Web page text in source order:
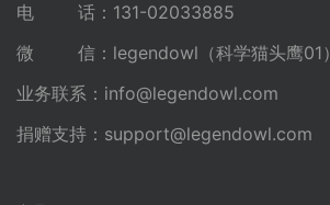
电 话：131-02033885
微 信：legendowl（科学猫头鹰01）
业务联系： info@legendowl.com
捐赠支持： support@legendowl.com